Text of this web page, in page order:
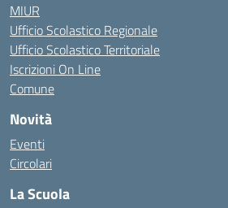
MIUR
Ufficio Scolastico Regionale
Ufficio Scolastico Territoriale
Iscrizioni On Line
Comune
Novità
Eventi
Circolari
La Scuola